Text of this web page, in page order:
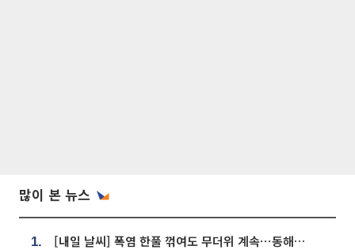
많이 본 뉴스
1. [내일 날씨] 폭염 한풀 꺾여도 무더위 계속⋯동해안 이틀 연속 비